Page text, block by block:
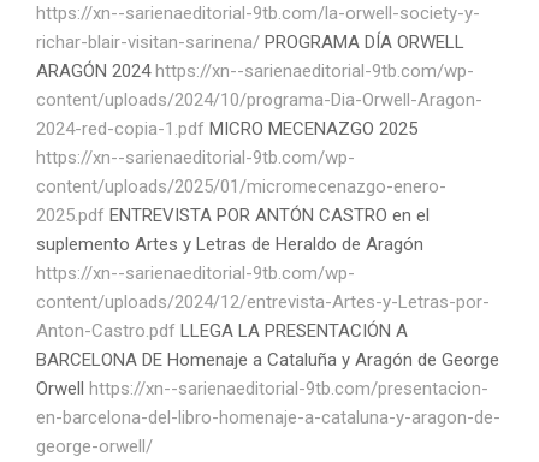
https://xn--sarienaeditorial-9tb.com/la-orwell-society-y-
richar-blair-visitan-sarinena/ PROGRAMA DÍA ORWELL
ARAGÓN 2024https://xn--sarienaeditorial-9tb.com/wp-
content/uploads/2024/10/programa-Dia-Orwell-Aragon-
2024-red-copia-1.pdf MICRO MECENAZGO 2025
https://xn--sarienaeditorial-9tb.com/wp-
content/uploads/2025/01/micromecenazgo-enero-
2025.pdf ENTREVISTA POR ANTÓN CASTRO en el
suplemento Artes y Letras de Heraldo de Aragón
https://xn--sarienaeditorial-9tb.com/wp-
content/uploads/2024/12/entrevista-Artes-y-Letras-por-
Anton-Castro.pdf LLEGA LA PRESENTACIÓN A
BARCELONA DE Homenaje a Cataluña y Aragón de George
Orwell https://xn--sarienaeditorial-9tb.com/presentacion-
en-barcelona-del-libro-homenaje-a-cataluna-y-aragon-de-
george-orwell/